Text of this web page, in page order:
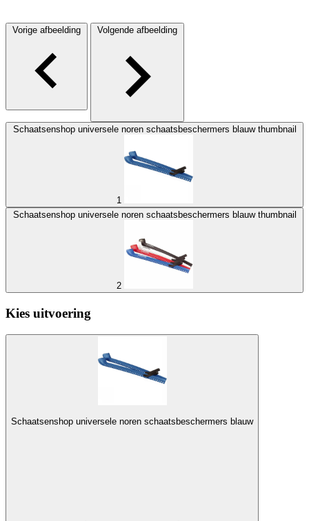
Vorige afbeelding Volgende afbeelding
Schaatsenshop universele noren schaatsbeschermers blauw thumbnail
1
Schaatsenshop universele noren schaatsbeschermers blauw thumbnail
2
Kies uitvoering
Schaatsenshop universele noren schaatsbeschermers blauw